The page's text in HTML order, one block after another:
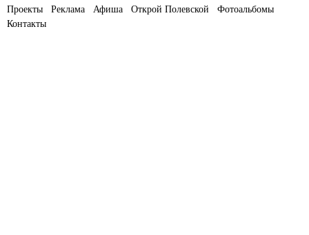
Проекты Реклама Афиша Открой Полевской
Фотоальбомы
Контакты